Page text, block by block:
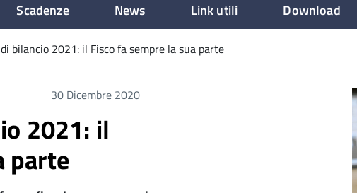
Scadenze News Link utili Download
bilancio 2021: il Fisco fa sempre la sua parte
30 Dicembre 2020
2021: il
parte